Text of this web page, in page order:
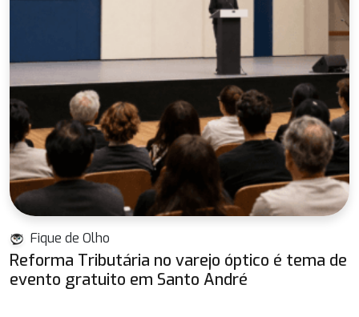
Fique de Olho
Reforma Tributária no varejo óptico é tema de
evento gratuito em Santo André